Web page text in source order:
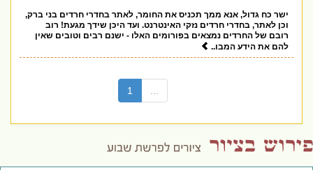
ישר כח גדול, אנא ממך תכניס את החומר, לאתר בחדרי חרדים בני ברק,
וכן לאתר, בחדרי חרדים נזקי האינטרנט. ועד היכן שידך מגעת! רוב
רובם של החרדים נמצאים בפורומים האלו - ישנם רבים וטובים שאין
להם את הידע המבו..
1